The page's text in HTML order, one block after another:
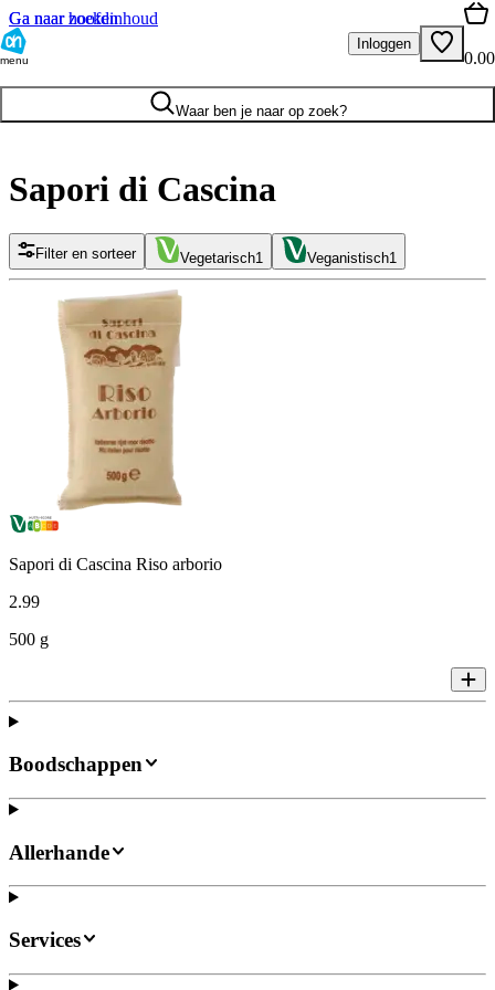
Ga naar hoofdinhoud
Ga naar zoeken
menu
Inloggen
0.00
Waar ben je naar op zoek?
Sapori di Cascina
Filter en sorteer Vegetarisch1 Veganistisch1
Sapori di Cascina Riso arborio
2.99
500 g
Boodschappen
Allerhande
Services